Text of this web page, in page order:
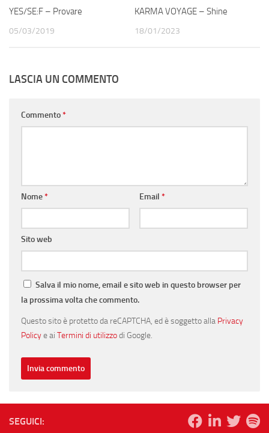
YES/SE:F – Provare
05/03/2019
KARMA VOYAGE – Shine
18/01/2023
LASCIA UN COMMENTO
Commento*
Nome* Email *
Sito web
Salva il mio nome, email e sito web in questo browser per
la prossima volta che commento.
Questo sito è protetto da reCAPTCHA, ed è soggetto alla Privacy
Policye ai Termini di utilizzodi Google.
SEGUICI: